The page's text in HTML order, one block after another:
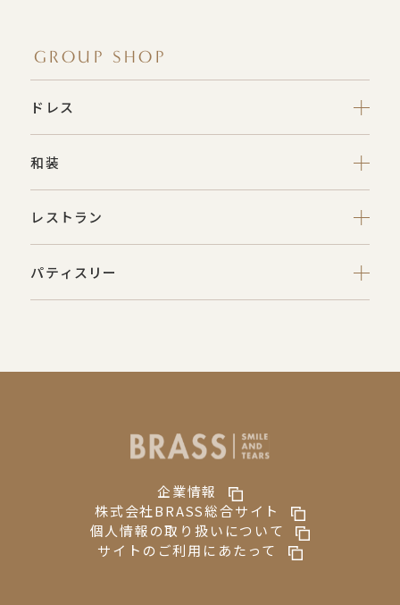
GROUP SHOP
ドレス
和装
レストラン
パティスリー
株式会社BRASS総合サイト
企業情報
個人情報の取り扱いについて
サイトのご利用にあたって